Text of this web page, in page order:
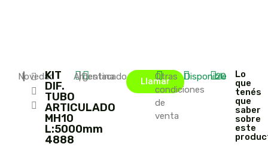
Novedad
||
KIT
DIF.
TUBO
ARTICULADO
MH10
L:5000mm
4888
Argentina
|Destacado Llamar
Otras
condiciones
de
venta
Disponible
20
Lo
que
tenés
que
saber
sobre
este